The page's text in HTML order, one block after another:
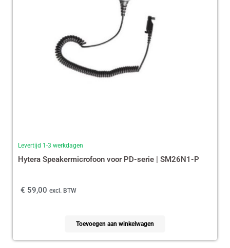
Levertijd 1-3 werkdagen
Hytera Speakermicrofoon voor PD-serie | SM26N1-P
€ 59,00 excl. BTW
Toevoegen aan winkelwagen